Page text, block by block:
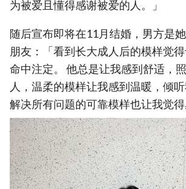
为被爱且懂得感谢被爱的人。」
随后宣布即将在11月结婚，男方是
朋友：「看到长大成人后的模样觉
命中注定。 他总是让我感到舒适，
人，温柔的模样让我感到温暖，倾
解决所有问题的可靠模样也让我觉得